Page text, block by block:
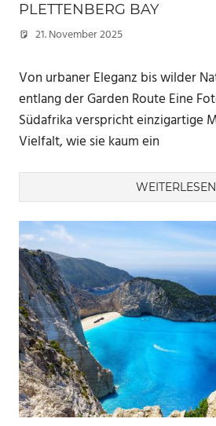
PLETTENBERG BAY
21. November 2025
Von urbaner Eleganz bis wilder
entlang der Garden Route Eine
Südafrika verspricht einzigartige
Vielfalt, wie sie kaum ein
WEITERLESEN